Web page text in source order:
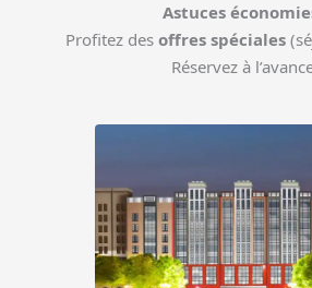
Astuces
Profitez des offres spéciales
Réservez à